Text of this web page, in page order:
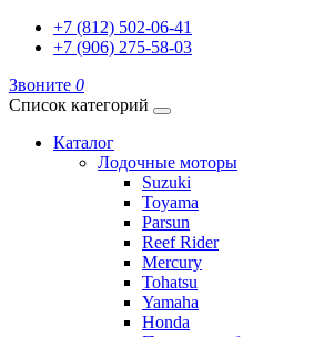
+7 (812) 502-06-41
+7 (906) 275-58-03
Звоните 0
Список категорий
Каталог
Лодочные моторы
Suzuki
Toyama
Parsun
Reef Rider
Mercury
Tohatsu
Yamaha
Honda